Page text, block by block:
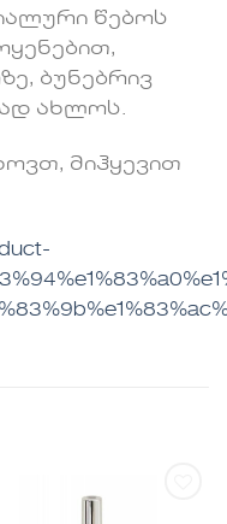
წებოს
ბუნებრივ
ახლოს.
მიჰყევით
სურვილების